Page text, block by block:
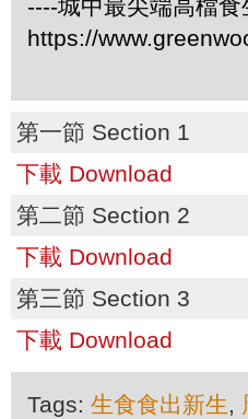
----城中最尖端高檔
https://
第一節 Section 1
下載 Download
第二節 Section 2
下載 Download
第三節 Section 3
下載 Download
Tags: 生食食出新生,